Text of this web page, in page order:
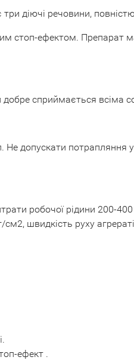
діючі речовини,
стоп-ефектом. Препарат
сприймається всіма
допускати потрапляння
робочої рідини 200-
швидкість руху
ефект .